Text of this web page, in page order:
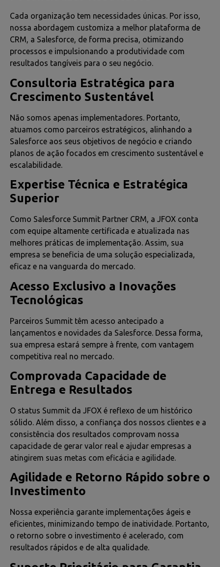
Cada organização tem necessidades únicas. Por isso,
nossa abordagem customiza a melhor plataforma de
CRM, a Salesforce, de forma precisa, otimizando
processos e impulsionando a produtividade com
resultados tangíveis para o seu negócio.
Consultoria Estratégica para
Crescimento Sustentável
Não somos apenas implementadores. Portanto,
atuamos como parceiros estratégicos, alinhando a
Salesforce aos seus objetivos de negócio e criando
planos de ação focados em crescimento sustentável e
escalabilidade.
Expertise Técnica e Estratégica
Superior
Como Salesforce Summit Partner CRM, a JFOX conta
com equipe altamente certificada e atualizada nas
melhores práticas de implementação. Assim, sua
empresa se beneficia de uma solução especializada,
eficaz e na vanguarda do mercado.
Acesso Exclusivo a Inovações
Tecnológicas
Parceiros Summit têm acesso antecipado a
lançamentos e novidades da Salesforce. Dessa forma,
sua empresa estará sempre à frente, com vantagem
competitiva real no mercado.
Comprovada Capacidade de
Entrega e Resultados
O status Summit da JFOX é reflexo de um histórico
sólido. Além disso, a confiança dos nossos clientes e a
consistência dos resultados comprovam nossa
capacidade de gerar valor real e ajudar empresas a
atingirem suas metas com eficácia e agilidade.
Agilidade e Retorno Rápido sobre o
Investimento
Nossa experiência garante implementações ágeis e
eficientes, minimizando tempo de inatividade. Portanto,
o retorno sobre o investimento é acelerado, com
resultados rápidos e de alta qualidade.